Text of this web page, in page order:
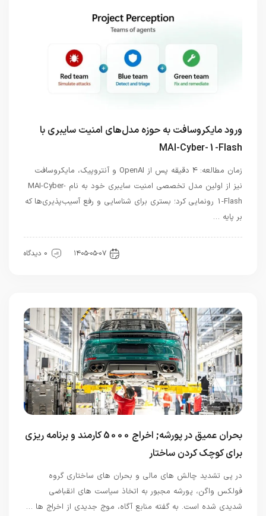
ورود مایکروسافت به حوزه مدل‌های امنیت سایبری با
MAI-Cyber-1-Flash
زمان مطالعه: 4 دقیقه پس از OpenAI و آنتروپیک، مایکروسافت
نیز از اولین مدل تخصصی امنیت سایبری خود به نام MAI-Cyber-
1-Flash رونمایی کرد؛ بستری برای شناسایی و رفع آسیب‌پذیری‌ها که
بر پایه …
۱۴۰۵-۰۵-۰۷ 0 دیدگاه
بحران عمیق در پورشه; اخراج 5000 کارمند و برنامه ریزی
برای کوچک کردن ساختار
در پی تشدید چالش های مالی و بحران های ساختاری گروه
فولکس واگن، پورشه مجبور به اتخاذ سیاست های انقباضی
شدیدی شده است. به گفته منابع آگاه، موج جدیدی از اخراج ها …